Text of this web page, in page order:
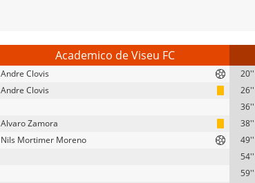
Academico de Viseu FC
Andre Clovis
20''
Andre Clovis
26''
36''
Alvaro Zamora
38''
Nils Mortimer Moreno
49''
54''
59''